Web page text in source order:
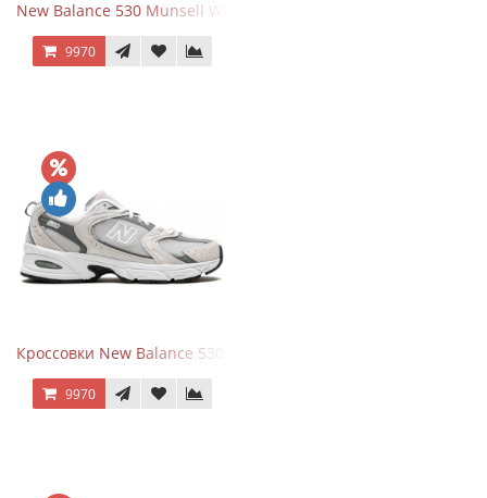
New Balance 530 Munsell White Silver
9970
Кроссовки New Balance 530 Grey Matter Harbor Grey
9970